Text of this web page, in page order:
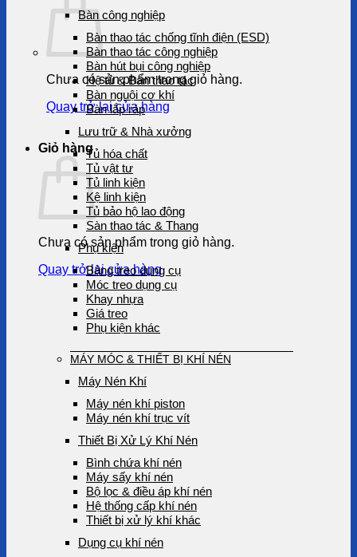
Chưa có sản phẩm trong giỏ hàng.
Quay trở lại cửa hàng
Giỏ hàng
Chưa có sản phẩm trong giỏ hàng.
Quay trở lại cửa hàng
Bàn công nghiệp
Bàn thao tác chống tĩnh điện (ESD)
Bàn thao tác công nghiệp
Bàn hút bụi công nghiệp
Hệ tủ & Bàn thao tác
Bàn nguội cơ khí
Bàn lắp ráp
Lưu trữ & Nhà xưởng
Tủ hóa chất
Tủ vật tư
Tủ linh kiện
Kệ linh kiện
Tủ bảo hộ lao động
Sàn thao tác & Thang
Phụ kiện
Bảng treo dụng cụ
Móc treo dụng cụ
Khay nhựa
Giá treo
Phụ kiện khác
MÁY MÓC & THIẾT BỊ KHÍ NÉN
Máy Nén Khí
Máy nén khí piston
Máy nén khí trục vít
Thiết Bị Xử Lý Khí Nén
Bình chứa khí nén
Máy sấy khí nén
Bộ lọc & điều áp khí nén
Hệ thống cấp khí nén
Thiết bị xử lý khí khác
Dụng cụ khí nén